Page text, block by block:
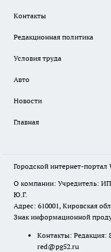
Контакты
Редакционная политика
Условия труда
Авто
Новости
Главная
Городской интернет-портал
О компании: Учредитель: ИП
Ю.Г.
Адрес: 610001, Кировская
Знак информационной
Контакты: Редакция:
red@pg52.ru